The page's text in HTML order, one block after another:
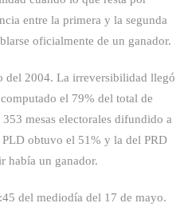
entre la primera y la segunda
oficialmente de un ganador.
del 2004. La irreversibilidad llegó
computado el 79% del total de
mesas electorales difundido a
obtuvo el 51% y la del PRD
había un ganador.
del mediodía del 17 de mayo.